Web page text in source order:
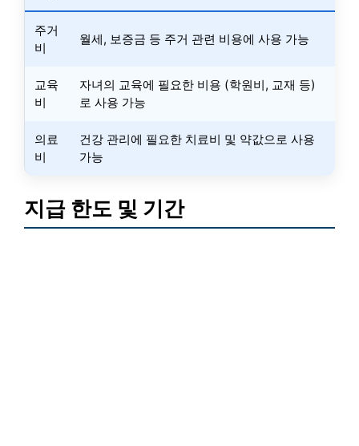
주거
비
월세, 보증금 등 주거 관련 비용에 사용 가능
교육
비
자녀의 교육에 필요한 비용 (학원비, 교재 등)
로 사용 가능
의료
비
건강 관리에 필요한 치료비 및 약값으로 사용
가능
지급 한도 및 기간